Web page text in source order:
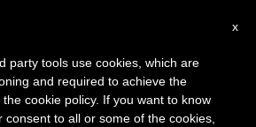
×
7 de agosto haremos la pausa
que en el periodo de verano
x
party tools use cookies, which are
and required to achieve the
cookie policy. If you want to know
to all or some of the cookies,